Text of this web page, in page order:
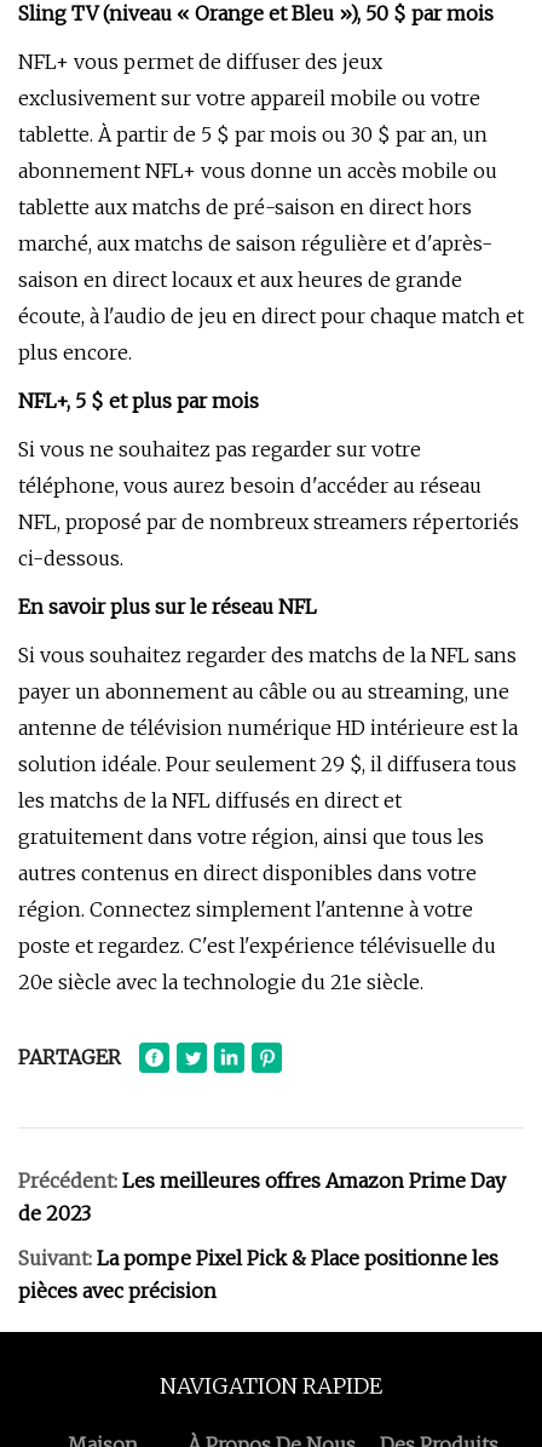
Sling TV (niveau « Orange et Bleu »), 50 $ par mois
NFL+ vous permet de diffuser des jeux
exclusivement sur votre appareil mobile ou votre
tablette. À partir de 5 $ par mois ou 30 $ par an, un
abonnement NFL+ vous donne un accès mobile ou
tablette aux matchs de pré-saison en direct hors
marché, aux matchs de saison régulière et d'après-
saison en direct locaux et aux heures de grande
écoute, à l'audio de jeu en direct pour chaque match et
plus encore.
NFL+, 5 $ et plus par mois
Si vous ne souhaitez pas regarder sur votre
téléphone, vous aurez besoin d'accéder au réseau
NFL, proposé par de nombreux streamers répertoriés
ci-dessous.
En savoir plus sur le réseau NFL
Si vous souhaitez regarder des matchs de la NFL sans
payer un abonnement au câble ou au streaming, une
antenne de télévision numérique HD intérieure est la
solution idéale. Pour seulement 29 $, il diffusera tous
les matchs de la NFL diffusés en direct et
gratuitement dans votre région, ainsi que tous les
autres contenus en direct disponibles dans votre
région. Connectez simplement l'antenne à votre
poste et regardez. C'est l'expérience télévisuelle du
20e siècle avec la technologie du 21e siècle.
PARTAGER
Précédent: Les meilleures offres Amazon Prime Day
de 2023
Suivant: La pompe Pixel Pick & Place positionne les
pièces avec précision
NAVIGATION RAPIDE